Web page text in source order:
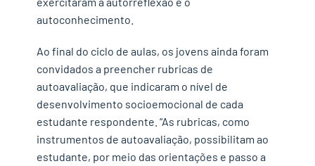
autoconhecimento.
Ao final do ciclo de aulas, os jovens ainda foram
convidados a preencher rubricas de
autoavaliação, que indicaram o nível de
desenvolvimento socioemocional de cada
estudante respondente. “As rubricas, como
instrumentos de autoavaliação, possibilitam ao
estudante, por meio das orientações e passo a